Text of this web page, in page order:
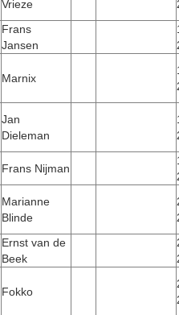
Vrieze
Frans
Jansen
Marnix
Jan
Dieleman
Frans Nijman
Marianne
Blinde
Ernst van de
Beek
Fokko